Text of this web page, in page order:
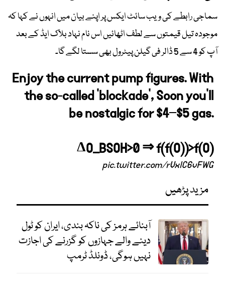
سماجی رابطے کی ویب سائٹ ایکس پر اپنے بیان میں انہوں نے کہا کہ
موجودہ تیل قیمتوں سے لطف اٹھائیں اس نام نہاد بلاک ایڈ کے بعد
آپ کو 4 سے 5 ڈالر فی گیلن پیٹرول بھی سستا لگے گا۔
Enjoy the current pump figures. With
the so-called 'blockade', Soon you'll
be nostalgic for $4–$5 gas.
ΔO_BSOH>0 ⇒ f(f(O))>f(O)
pic.twitter.com/rVxlC6vFWG
مزید پڑھیں
آبنائے ہرمز کی ناکہ بندی، ایران کو ٹول
دینے والے جہازوں کو گزرنے کی اجازت
نہیں ہوگی، ڈونلڈ ٹرمپ